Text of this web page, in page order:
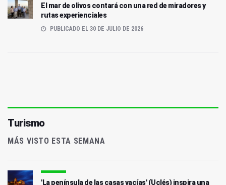
El mar de olivos contará con una red de miradores y
rutas experienciales
PUBLICADO EL 30 DE JULIO DE 2026
Turismo
MÁS VISTO ESTA SEMANA
'La península de las casas vacías' (Uclés) inspira una